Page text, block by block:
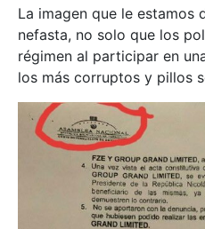
La imagen que le estamos
nefasta, no solo que los
régimen al participar en
los más corruptos y pillos